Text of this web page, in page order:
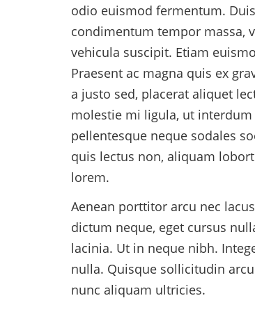
odio euismod fermentum.
condimentum tempor massa,
vehicula suscipit. Etiam
Praesent ac magna quis ex
a justo sed, placerat aliquet
molestie mi ligula, ut
pellentesque neque sodales
quis lectus non, aliquam
lorem.
Aenean porttitor arcu nec
dictum neque, eget cursus
lacinia. Ut in neque nibh.
nulla. Quisque sollicitudin
nunc aliquam ultricies.